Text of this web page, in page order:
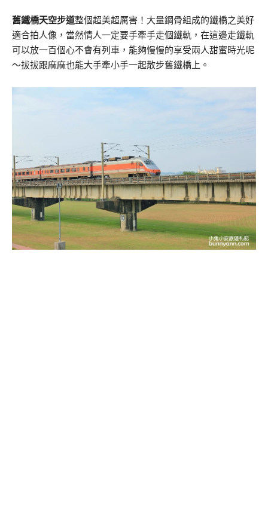
舊鐵橋天空步道整個超美超厲害！大量鋼骨組成的鐵橋之美好
適合拍人像，當然情人一定要手牽手走個鐵軌，在這邊走鐵軌
可以放一百個心不會有列車，能夠慢慢的享受兩人甜蜜時光呢
～拔拔跟麻麻也能大手牽小手一起散步舊鐵橋上。